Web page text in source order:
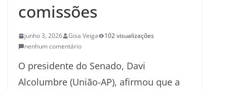
comissões
junho 3, 2026 Gisa Veiga
102 visualizações
nenhum comentário
O presidente do Senado, Davi
Alcolumbre (União-AP), afirmou que a